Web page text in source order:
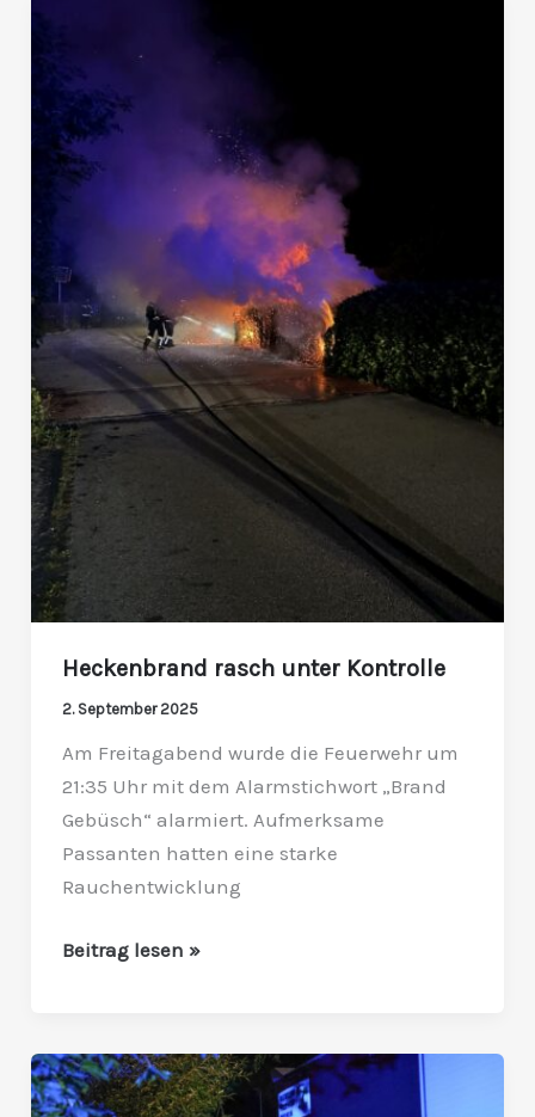
Heckenbrand rasch unter Kontrolle
2. September 2025
Am Freitagabend wurde die Feuerwehr um
21:35 Uhr mit dem Alarmstichwort „Brand
Gebüsch“ alarmiert. Aufmerksame
Passanten hatten eine starke
Rauchentwicklung
Kontrolle
Beitrag lesen »
Personenrettung
aus